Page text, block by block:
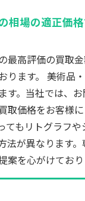
相場の適正価
最高評価の買取
ります。 美術品
す。当社では、
取価格をお客様
てもリトグラフや
法が異なります
案を心がけており